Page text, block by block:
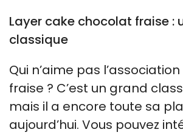
Layer cake chocolat fraise :
classique
Qui n’aime pas
fraise ? C’est un grand
mais il a encore toute sa
aujourd’hui. Vous pouvez